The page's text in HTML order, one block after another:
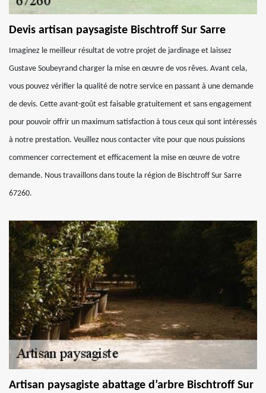
Devis artisan paysagiste Bischtroff Sur Sarre
Imaginez le meilleur résultat de votre projet de jardinage et laissez
Gustave Soubeyrand charger la mise en œuvre de vos rêves. Avant cela,
vous pouvez vérifier la qualité de notre service en passant à une demande
de devis. Cette avant-goût est faisable gratuitement et sans engagement
pour pouvoir offrir un maximum satisfaction à tous ceux qui sont intéressés
à notre prestation. Veuillez nous contacter vite pour que nous puissions
commencer correctement et efficacement la mise en œuvre de votre
demande. Nous travaillons dans toute la région de Bischtroff Sur Sarre
67260.
Artisan paysagiste abattage d’arbre Bischtroff Sur